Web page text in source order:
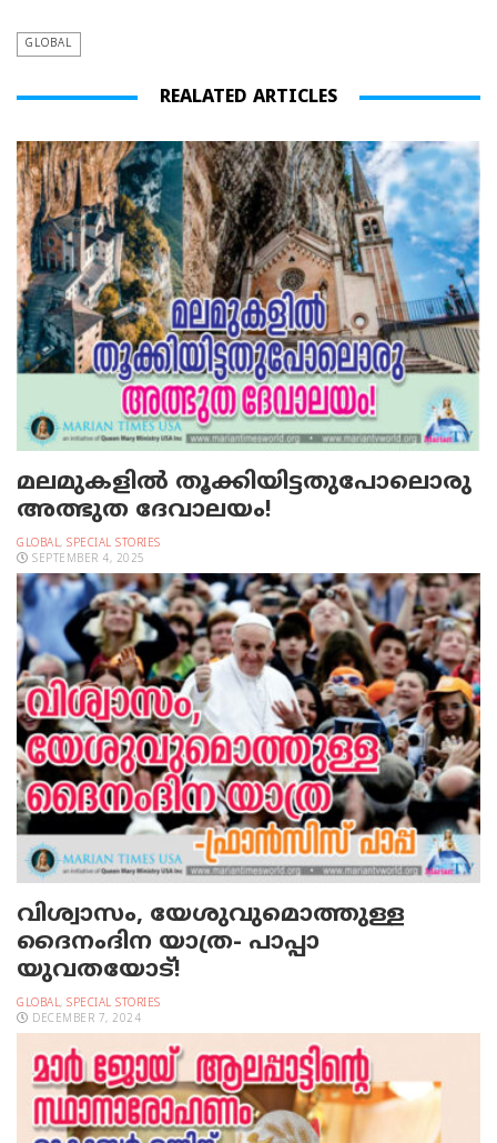
GLOBAL
REALATED ARTICLES
മലമുകളില്‍ തൂക്കിയിട്ടതുപോലൊരു
അത്ഭുത ദേവാലയം!
GLOBAL, SPECIAL STORIES
SEPTEMBER 4, 2025
വിശ്വാസം, യേശുവുമൊത്തുള്ള
ദൈനംദിന യാത്ര- പാപ്പാ
യുവതയോട്!
GLOBAL, SPECIAL STORIES
DECEMBER 7, 2024